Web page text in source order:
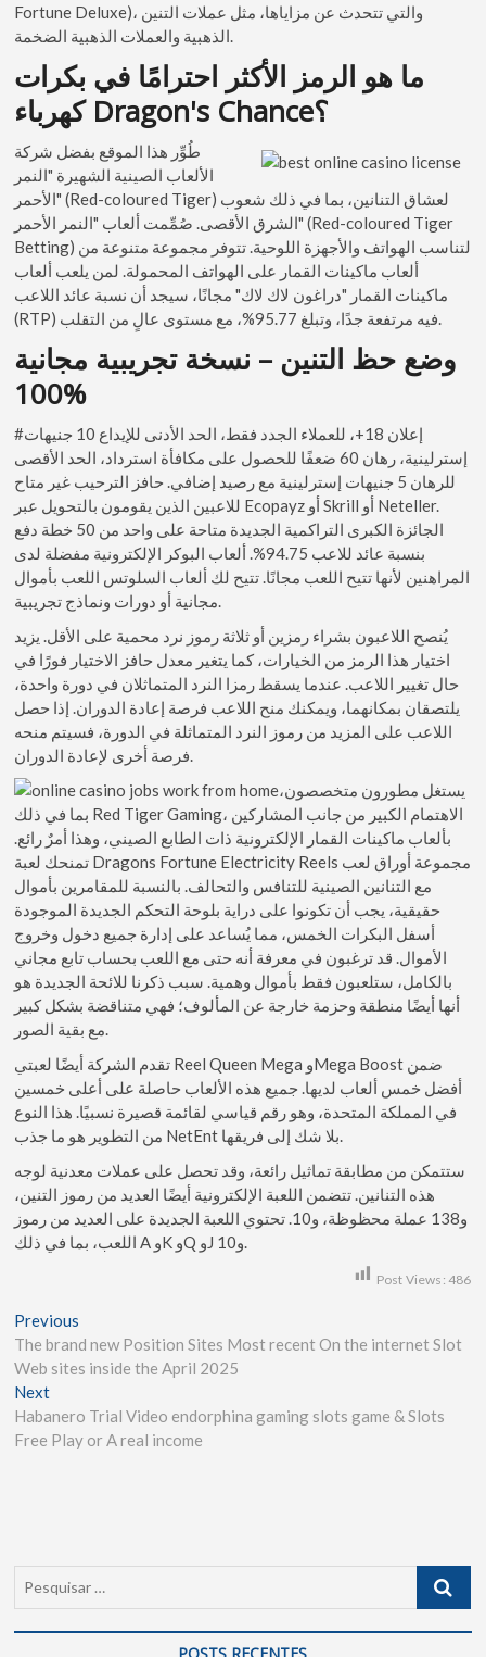
Fortune Deluxe)، والتي تتحدث عن مزاياها، مثل عملات التنين
ما هو الرمز الأكثر احترامًا في بكرات
كهرباء Dragon's Chance؟
طُوِّر هذا الموقع بفضل شركة
الألعاب الصينية الشهيرة "النمر
الأحمر" (Red-coloured Tiger) لعشاق التنانين، بما في ذلك شعوب
الشرق الأقصى. صُمِّمت ألعاب "النمر الأحمر" (Red-coloured Tiger
Betting) لتناسب الهواتف والأجهزة اللوحية. تتوفر مجموعة متنوعة من
ألعاب ماكينات القمار على الهواتف المحمولة. لمن يلعب ألعاب
ماكينات القمار "دراغون لاك لاك" مجانًا، سيجد أن نسبة عائد اللاعب
وضع حظ التنين – نسخة تجريبية مجانية
100%
#إعلان 18+، للعملاء الجدد فقط، الحد الأدنى للإيداع 10 جنيهات
إسترلينية، رهان 60 ضعفًا للحصول على مكافأة استرداد، الحد الأقصى
للرهان 5 جنيهات إسترلينية مع رصيد إضافي. حافز الترحيب غير متاح
للاعبين الذين يقومون بالتحويل عبر Ecopayz أو Skrill أو Neteller.
الجائزة الكبرى التراكمية الجديدة متاحة على واحد من 50 خطة دفع
بنسبة عائد للاعب 94.75%. ألعاب البوكر الإلكترونية مفضلة لدى
المراهنين لأنها تتيح اللعب مجانًا. تتيح لك ألعاب السلوتس اللعب بأموال
يُنصح اللاعبون بشراء رمزين أو ثلاثة رموز نرد محمية على الأقل. يزيد
اختيار هذا الرمز من الخيارات، كما يتغير معدل حافز الاختيار فورًا في
حال تغيير اللاعب. عندما يسقط رمزا النرد المتماثلان في دورة واحدة،
يلتصقان بمكانهما، ويمكنك منح اللاعب فرصة إعادة الدوران. إذا حصل
اللاعب على المزيد من رموز النرد المتماثلة في الدورة، فسيتم منحه
يستغل مطورون متخصصون،
بما في ذلك Red Tiger Gaming، الاهتمام الكبير من جانب المشاركين
بألعاب ماكينات القمار الإلكترونية ذات الطابع الصيني، وهذا أمرٌ رائع.
تمنحك لعبة Dragons Fortune Electricity Reels مجموعة أوراق لعب
مع التنانين الصينية للتنافس والتحالف. بالنسبة للمقامرين بأموال
حقيقية، يجب أن تكونوا على دراية بلوحة التحكم الجديدة الموجودة
أسفل البكرات الخمس، مما يُساعد على إدارة جميع دخول وخروج
الأموال. قد ترغبون في معرفة أنه حتى مع اللعب بحساب تابع مجاني
بالكامل، ستلعبون فقط بأموال وهمية. سبب ذكرنا للائحة الجديدة هو
أنها أيضًا منطقة وحزمة خارجة عن المألوف؛ فهي متناقضة بشكل كبير
تقدم الشركة أيضًا لعبتي Reel Queen Mega وMega Boost ضمن
أفضل خمس ألعاب لديها. جميع هذه الألعاب حاصلة على أعلى خمسين
في المملكة المتحدة، وهو رقم قياسي لقائمة قصيرة نسبيًا. هذا النوع
ستتمكن من مطابقة تماثيل رائعة، وقد تحصل على عملات معدنية لوجه
هذه التنانين. تتضمن اللعبة الإلكترونية أيضًا العديد من رموز التنين،
و138 عملة محظوظة، و10. تحتوي اللعبة الجديدة على العديد من رموز
Post Views: 486
Previous
The brand new Position Sites Most recent On the internet Slot
Web sites inside the April 2025
Next
Habanero Trial Video endorphina gaming slots game & Slots
Free Play or A real income
POSTS RECENTES